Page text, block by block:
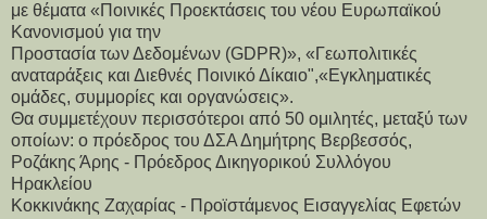
με θέματα «Ποινικές Προεκτάσεις του νέου Ευρωπαϊκού
Κανονισμού για την
Προστασία των Δεδομένων (GDPR)», «Γεωπολιτικές
αναταράξεις και Διεθνές Ποινικό Δίκαιο",«Εγκληματικές
ομάδες, συμμορίες και οργανώσεις».
Θα συμμετέχουν περισσότεροι από 50 ομιλητές, μεταξύ των
οποίων: ο πρόεδρος του ΔΣΑ Δημήτρης Βερβεσσός,
Ροζάκης Άρης - Πρόεδρος Δικηγορικού Συλλόγου
Ηρακλείου
Κοκκινάκης Ζαχαρίας - Προϊστάμενος Εισαγγελίας Εφετών